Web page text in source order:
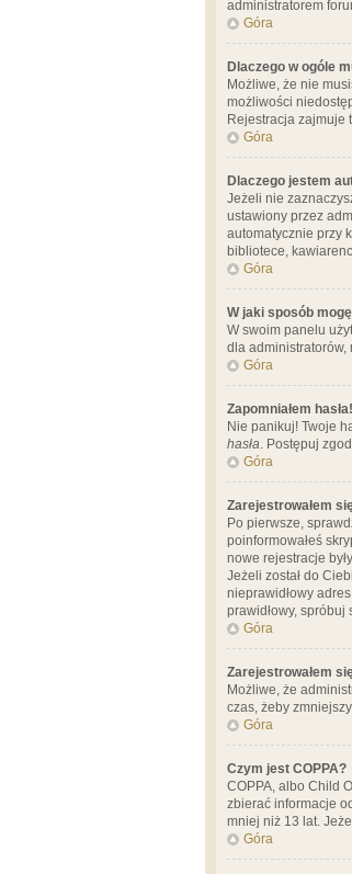
administratorem
Góra
Dlaczego w ogóle
Możliwe, że nie
możliwości
Rejestracja zajmuje
Góra
Dlaczego jestem
Jeżeli nie
ustawiony przez
automatycznie przy
bibliotece,
Góra
W jaki sposób
W swoim panelu
dla administratorów,
Góra
Zapomniałem hasła!
Nie panikuj! Twoje
hasła. Postępuj
Góra
Zarejestrowałem
Po pierwsze,
poinformowałeś
nowe rejestracje
Jeżeli został do
nieprawidłowy
prawidłowy,
Góra
Zarejestrowałem
Możliwe, że
czas, żeby
Góra
Czym jest COPPA?
COPPA, albo Child
zbierać informacje
mniej niż 13 lat.
Góra